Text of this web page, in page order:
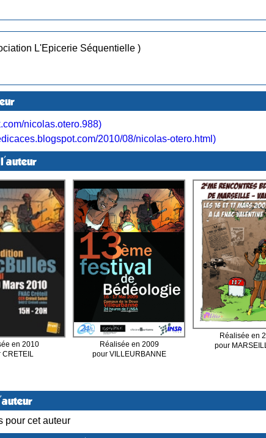
(Association L'Epicerie Séquentielle )
nicolas.otero.988)
2010/08/nicolas-otero.html)
en 2010
CRETEIL
Réalisée en 2009
pour VILLEURBANNE
Réalisée en
pour
pour cet auteur